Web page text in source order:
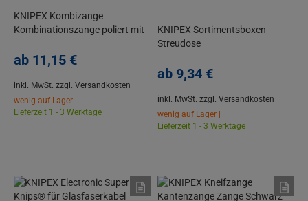
KNIPEX Kombizange
Kombinationszange poliert mit
ab 11,15 €
inkl. MwSt. zzgl. Versandkosten
wenig auf Lager |
Lieferzeit 1 - 3 Werktage
KNIPEX Sortimentsboxen
Streudose
Aderendhülsen
ab 9,34 €
inkl. MwSt. zzgl. Versandkosten
wenig auf Lager |
Lieferzeit 1 - 3 Werktage